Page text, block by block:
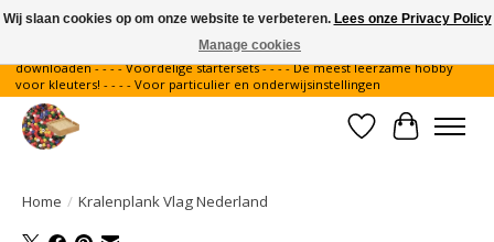
Gratis verzending binnen Nederland - - - - Legvoorbeelden gratis te
downloaden - - - - Voordelige startersets - - - - De meest leerzame hobby
voor kleuters! - - - - Voor particulier en onderwijsinstellingen
Verlanglijst
Home / Kralenplank Vlag Nederland
Wij slaan cookies op om onze website te verbeteren. Lees onze Privacy Policy
Manage cookies